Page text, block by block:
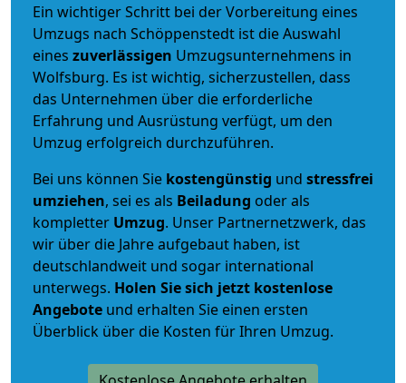
Ein wichtiger Schritt bei der Vorbereitung eines
Umzugs nach Schöppenstedt ist die Auswahl
eines zuverlässigen Umzugsunternehmens in
Wolfsburg. Es ist wichtig, sicherzustellen, dass
das Unternehmen über die erforderliche
Erfahrung und Ausrüstung verfügt, um den
Umzug erfolgreich durchzuführen.
Bei uns können Sie kostengünstig und stressfrei
umziehen, sei es als Beiladung oder als
kompletter Umzug. Unser Partnernetzwerk, das
wir über die Jahre aufgebaut haben, ist
deutschlandweit und sogar international
unterwegs. Holen Sie sich jetzt kostenlose
Angebote und erhalten Sie einen ersten
Überblick über die Kosten für Ihren Umzug.